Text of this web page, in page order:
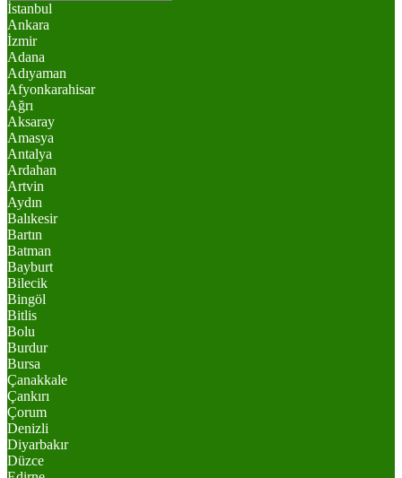
İstanbul
Ankara
İzmir
Adana
Adıyaman
Afyonkarahisar
Ağrı
Aksaray
Amasya
Antalya
Ardahan
Artvin
Aydın
Balıkesir
Bartın
Batman
Bayburt
Bilecik
Bingöl
Bitlis
Bolu
Burdur
Bursa
Çanakkale
Çankırı
Çorum
Denizli
Diyarbakır
Düzce